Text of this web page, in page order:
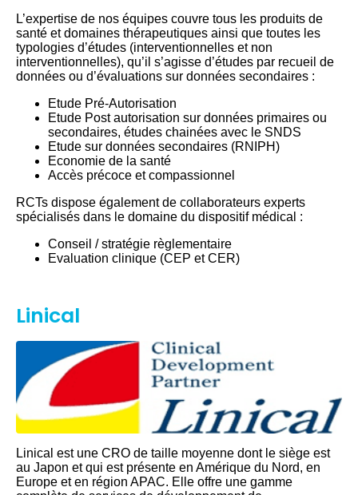
L’expertise de nos équipes couvre tous les produits de
santé et domaines thérapeutiques ainsi que toutes les
typologies d’études (interventionnelles et non
interventionnelles), qu’il s’agisse d’études par recueil de
données ou d’évaluations sur données secondaires :
Etude Pré-Autorisation
Etude Post autorisation sur données primaires ou
secondaires, études chainées avec le SNDS
Etude sur données secondaires (RNIPH)
Economie de la santé
Accès précoce et compassionnel
RCTs dispose également de collaborateurs experts
spécialisés dans le domaine du dispositif médical :
Conseil / stratégie règlementaire
Evaluation clinique (CEP et CER)
Linical
Linical est une CRO de taille moyenne dont le siège est
au Japon et qui est présente en Amérique du Nord, en
Europe et en région APAC. Elle offre une gamme